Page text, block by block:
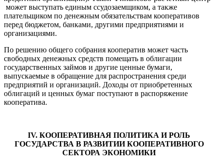
может выступать единым ссудозаемщиком, а также
плательщиком по денежным обязательствам кооперативов
перед бюджетом, банками, другими предприятиями и
организациями.
По решению общего собрания кооператив может часть
свободных денежных средств помещать в облигации
государственных займов и другие ценные бумаги,
выпускаемые в обращение для распространения среди
предприятий и организаций. Доходы от приобретенных
облигаций и ценных бумаг поступают в распоряжение
кооператива.
IV. КООПЕРАТИВНАЯ ПОЛИТИКА И РОЛЬ
ГОСУДАРСТВА В РАЗВИТИИ КООПЕРАТИВНОГО
СЕКТОРА ЭКОНОМИКИ